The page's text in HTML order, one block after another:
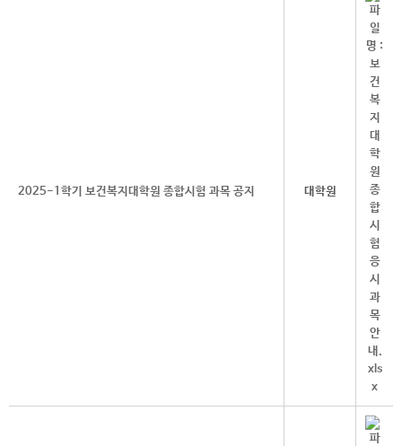
2025-1학기 보건복지대학원 종합시험 과목 공지 대학원